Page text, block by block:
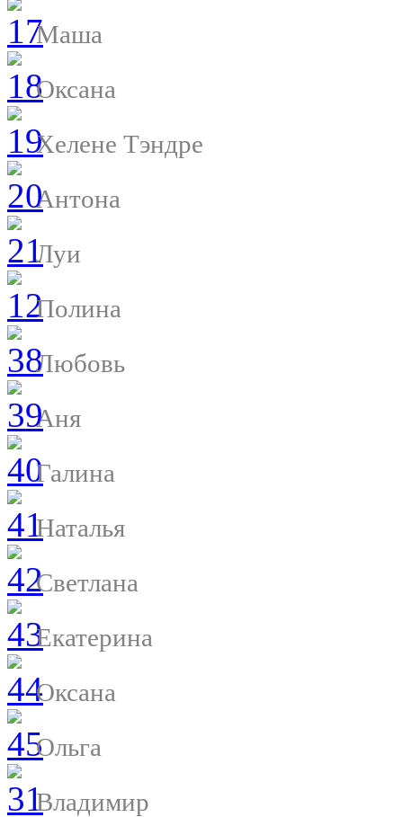
Маша
Оксана
Хелене Тэндре
Антона
Луи
Полина
Любовь
Аня
Галина
Наталья
Светлана
Екатерина
Оксана
Ольга
Владимир